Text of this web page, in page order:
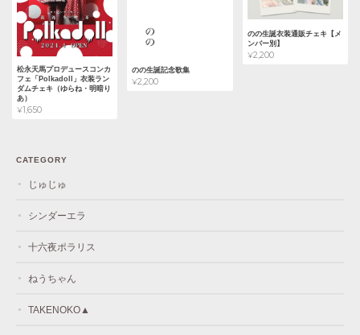
松永天馬プロデュースコンカ
フェ「Polkadoll」衣装ラン
ダムチェキ（ゆらね・明暗り
あ）
¥1,650
のの生誕記念歌集
¥2,200
のの生誕衣装通販チェキ【メ
ンバー別】
¥2,200
CATEGORY
じゅじゅ
シンダーエラ
十六夜ポラリス
ねうちゃん
TAKENOKO▲